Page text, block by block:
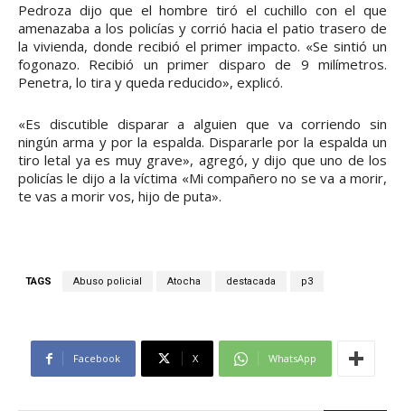
Pedroza dijo que el hombre tiró el cuchillo con el que
amenazaba a los policías y corrió hacia el patio trasero de
la vivienda, donde recibió el primer impacto. «Se sintió un
fogonazo. Recibió un primer disparo de 9 milímetros.
Penetra, lo tira y queda reducido», explicó.
«Es discutible disparar a alguien que va corriendo sin
ningún arma y por la espalda. Dispararle por la espalda un
tiro letal ya es muy grave», agregó, y dijo que uno de los
policías le dijo a la víctima «Mi compañero no se va a morir,
te vas a morir vos, hijo de puta».
TAGS Abuso policial Atocha destacada p3
Facebook X WhatsApp